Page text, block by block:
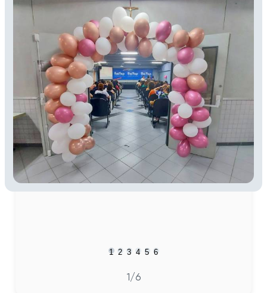
1 2 3 4 5 6
2/6